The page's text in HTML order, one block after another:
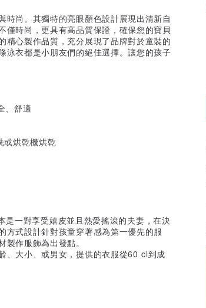
尚。其獨特的亮眼顏色設計展現出清新自
時尚，更具有高品質保證，確保您的寶貝
精心製作品質，充分展現了品牌對於童裝的
泳衣都是小朋友們的絕佳選擇。讓您的孩子
、舒適
烘乾機烘乾
一對享受嬉皮並且熱愛搖滾的夫妻，在決
方式設計針對孩童穿著感為第一優先的服
作服飾為出發點。
、大小、或男女，提供的衣服從60 cl到成